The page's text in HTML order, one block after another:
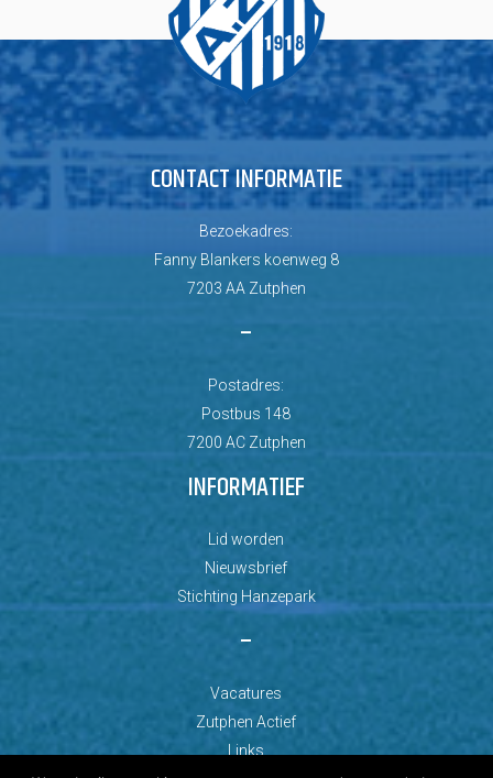
CONTACT INFORMATIE
Bezoekadres:
Fanny Blankers koenweg 8
7203 AA Zutphen
–
Postadres:
Postbus 148
7200 AC Zutphen
INFORMATIEF
Lid worden
Nieuwsbrief
Stichting Hanzepark
–
Vacatures
Zutphen Actief
Links